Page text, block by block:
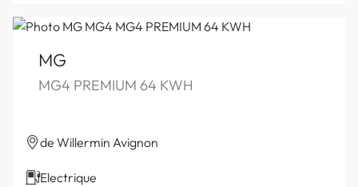
MG
MG4 PREMIUM 64 KWH
de Willermin Avignon
Electrique